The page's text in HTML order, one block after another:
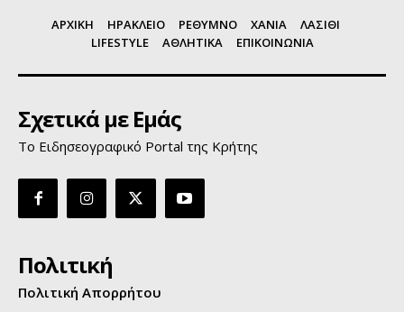
ΑΡΧΙΚΗ ΗΡΑΚΛΕΙΟ ΡΕΘΥΜΝΟ ΧΑΝΙΑ
ΛΑΣΙΘΙ
LIFESTYLE
ΑΘΛΗΤΙΚΑ ΕΠΙΚΟΙΝΩΝΙΑ
Σχετικά με Εμάς
Το Ειδησεογραφικό Portal της Κρήτης
Πολιτική
Πολιτική Απορρήτου